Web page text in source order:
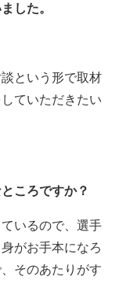
した。
という形で取材
ていただきたい
ころですか？
いるので、選手
がお手本になろ
そのあたりがす